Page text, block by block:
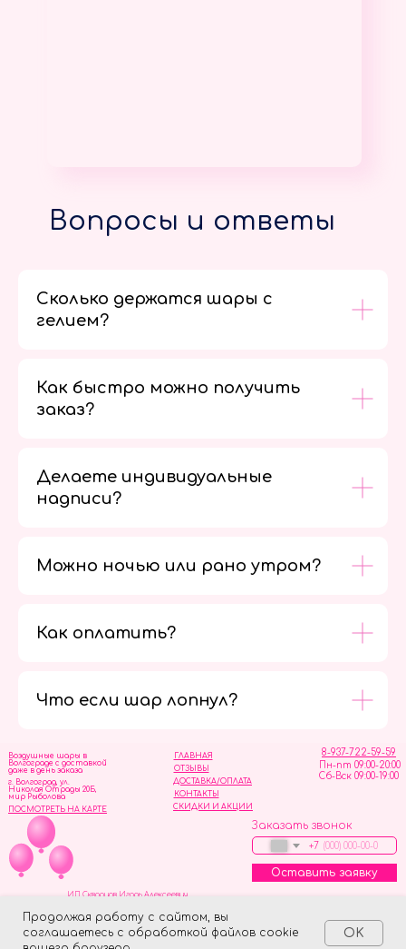
Продолжая работу с сайтом, вы
соглашаетесь с обработкой файлов cookie
OK
Вопросы и ответы
Сколько держатся шары с
гелием?
Как быстро можно получить
заказ?
Делаете индивидуальные
надписи?
Можно ночью или рано утром?
Как оплатить?
Что если шар лопнул?
ОТЗЫВЫ
ГЛАВНАЯ
ДОСТАВКА/ОПЛАТА
СКИДКИ И АКЦИИ
КОНТАКТЫ
8-937-722-59-59
Пн-пт 09:00-20:00
Сб-Вск 09:00-19:00
Воздушные шары в
Волгограде с доставкой
даже в день заказа
Заказать звонок
+7
Оставить заявку
г. Волгоград, ул.
Николая Отрады 20Б,
мир Рыболова
ПОСМОТРЕТЬ НА КАРТЕ
ИП Скворцов Игорь Алексеевич
Made on Tilda